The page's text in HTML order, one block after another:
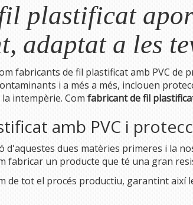
plastificat
adaptat a les
fabricants de fil plastificat amb PVC de
i a més a més, inclouen
intempèrie. Com fabricant de fil
amb PVC i
d'aquestes dues matèries primeres i la
fabricar un producte que té una gran
de tot el procés productiu, garantint així